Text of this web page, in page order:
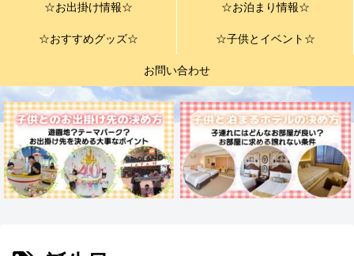
☆お出掛け情報☆ ☆お泊まり情報☆
☆おすすめグッズ☆ ☆子供とイベント☆
お問い合わせ